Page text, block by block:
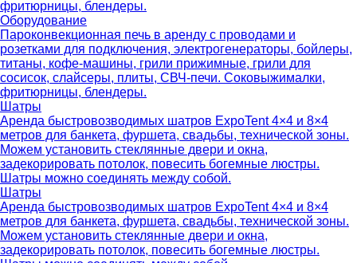
фритюрницы, блендеры.
Оборудование
Пароконвекционная печь в аренду с проводами и
розетками для подключения, электрогенераторы, бойлеры,
титаны, кофе-машины, грили прижимные, грили для
сосисок, слайсеры, плиты, СВЧ-печи. Соковыжималки,
фритюрницы, блендеры.
Шатры
Аренда быстровозводимых шатров ExpoTent 4×4 и 8×4
метров для банкета, фуршета, свадьбы, технической зоны.
Можем установить стеклянные двери и окна,
задекорировать потолок, повесить богемные люстры.
Шатры можно соединять между собой.
Шатры
Аренда быстровозводимых шатров ExpoTent 4×4 и 8×4
метров для банкета, фуршета, свадьбы, технической зоны.
Можем установить стеклянные двери и окна,
задекорировать потолок, повесить богемные люстры.